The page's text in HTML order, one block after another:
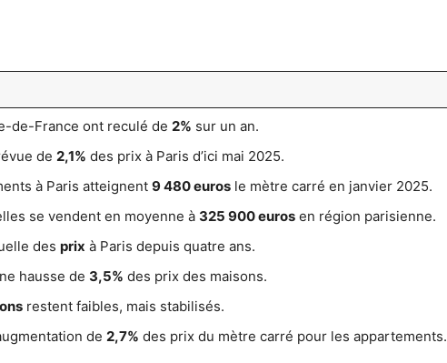
de-France ont reculé de 2% sur un an.
de 2,1% des prix à Paris d’ici mai 2025.
à Paris atteignent 9 480 eurosle mètre carré en janvier 2025.
se vendent en moyenne à 325 900 eurosen région parisienne.
des prix à Paris depuis quatre ans.
hausse de 3,5% des prix des maisons.
restent faibles, mais stabilisés.
de 2,7% des prix du mètre carré pour les appartements.